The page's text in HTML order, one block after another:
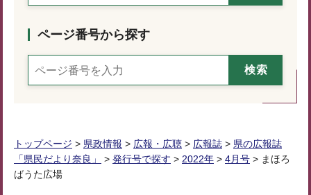
ページ番号から探す
トップページ > 県政情報 > 広報・広聴 > 広報誌 > 県の広報誌
「県民だより奈良」
> 発行号で探す > 2022年 > 4月号 > まほろ
ばうた広場